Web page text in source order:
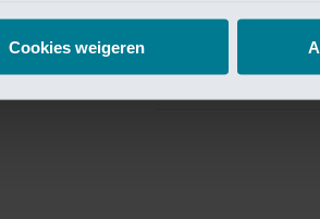
Cookies weigeren
Van Lanschot